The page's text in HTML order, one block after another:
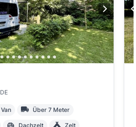
Über 7 Meter
Dachzelt Zelt